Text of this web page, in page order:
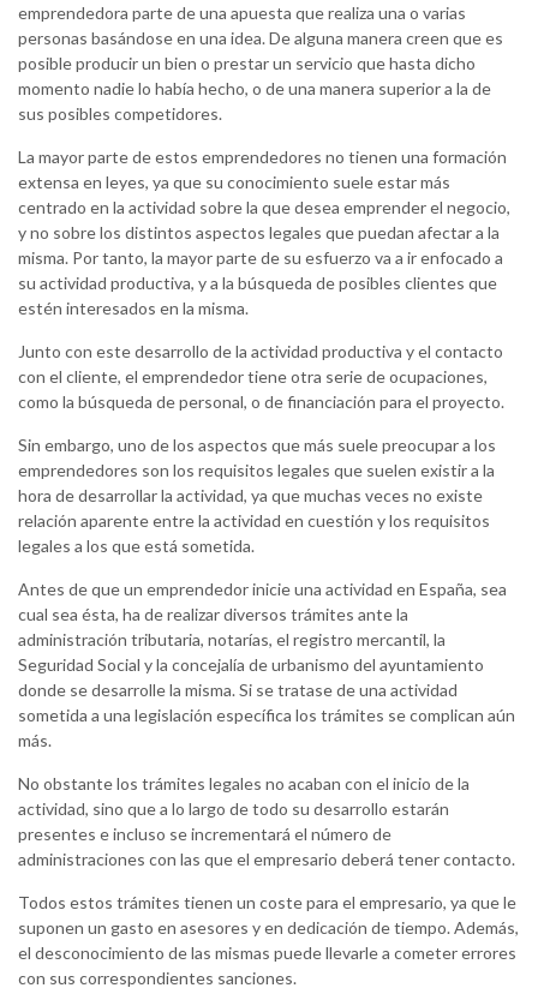
emprendedora parte de una apuesta que realiza una o varias
personas basándose en una idea. De alguna manera creen que es
posible producir un bien o prestar un servicio que hasta dicho
momento nadie lo había hecho, o de una manera superior a la de
sus posibles competidores.
La mayor parte de estos emprendedores no tienen una formación
extensa en leyes, ya que su conocimiento suele estar más
centrado en la actividad sobre la que desea emprender el negocio,
y no sobre los distintos aspectos legales que puedan afectar a la
misma. Por tanto, la mayor parte de su esfuerzo va a ir enfocado a
su actividad productiva, y a la búsqueda de posibles clientes que
estén interesados en la misma.
Junto con este desarrollo de la actividad productiva y el contacto
con el cliente, el emprendedor tiene otra serie de ocupaciones,
como la búsqueda de personal, o de financiación para el proyecto.
Sin embargo, uno de los aspectos que más suele preocupar a los
emprendedores son los requisitos legales que suelen existir a la
hora de desarrollar la actividad, ya que muchas veces no existe
relación aparente entre la actividad en cuestión y los requisitos
legales a los que está sometida.
Antes de que un emprendedor inicie una actividad en España, sea
cual sea ésta, ha de realizar diversos trámites ante la
administración tributaria, notarías, el registro mercantil, la
Seguridad Social y la concejalía de urbanismo del ayuntamiento
donde se desarrolle la misma. Si se tratase de una actividad
sometida a una legislación específica los trámites se complican aún
más.
No obstante los trámites legales no acaban con el inicio de la
actividad, sino que a lo largo de todo su desarrollo estarán
presentes e incluso se incrementará el número de
administraciones con las que el empresario deberá tener contacto.
Todos estos trámites tienen un coste para el empresario, ya que le
suponen un gasto en asesores y en dedicación de tiempo. Además,
el desconocimiento de las mismas puede llevarle a cometer errores
con sus correspondientes sanciones.